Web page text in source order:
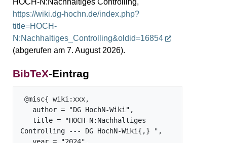
HOCH-N:Nachhaltiges Controlling,
https://wiki.dg-hochn.de/index.php?
title=HOCH-
N:Nachhaltiges_Controlling&oldid=16854
(abgerufen am 7. August 2026).
BibTeX-Eintrag
Controlling --- DG HochN-Wiki{,} ",